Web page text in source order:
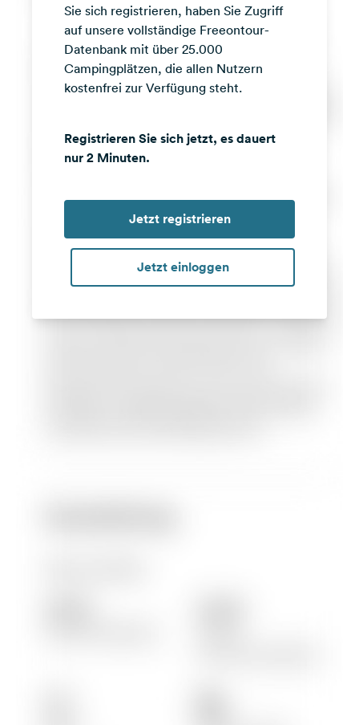
Instagram
Sie sich registrieren, haben Sie Zugriff
auf unsere vollständige Freeontour-
Datenbank mit über 25.000
Campingplätzen, die allen Nutzern
kostenfrei zur Verfügung steht.
Registrieren Sie sich jetzt, es dauert
nur 2 Minuten.
Jetzt registrieren
Jetzt einloggen